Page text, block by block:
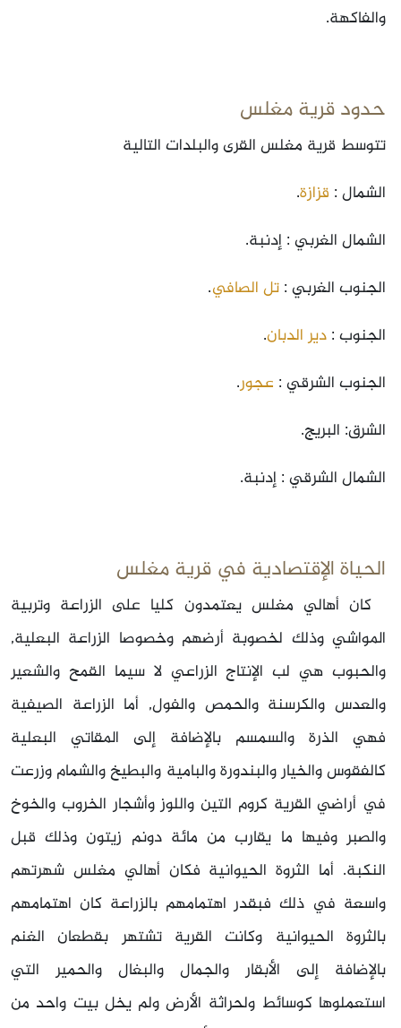
والفاكهة.
حدود قرية مغلس
تتوسط قرية مغلس القرى والبلدات التالية
الشمال : قزازة.
الشمال الغربي : إدنبة.
الجنوب الغربي : تل الصافي.
الجنوب : دير الدبان.
الجنوب الشرقي : عجور.
الشرق: البريج.
الشمال الشرقي : إدنبة.
الحياة الإقتصادية في قرية مغلس
كان أهالي مغلس يعتمدون كليا على الزراعة وتربية
المواشي وذلك لخصوبة أرضهم وخصوصا الزراعة البعلية,
والحبوب هي لب الإنتاج الزراعي لا سيما القمح والشعير
والعدس والكرسنة والحمص والفول, أما الزراعة الصيفية
فهي الذرة والسمسم بالإضافة إلى المقاتي البعلية
كالفقوس والخيار والبندورة والبامية والبطيخ والشمام وزرعت
في أراضي القرية كروم التين واللوز وأشجار الخروب والخوخ
والصبر وفيها ما يقارب من مائة دونم زيتون وذلك قبل
النكبة. أما الثروة الحيوانية فكان أهالي مغلس شهرتهم
واسعة في ذلك فبقدر اهتمامهم بالزراعة كان اهتمامهم
بالثروة الحيوانية وكانت القرية تشتهر بقطعان الغنم
بالإضافة إلى الأبقار والجمال والبغال والحمير التي
استعملوها كوسائط ولحراثة الأرض ولم يخل بيت واحد من